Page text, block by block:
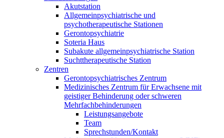
Akutstation
Allgemeinpsychiatrische und
psychotherapeutische Stationen
Gerontopsychiatrie
Soteria Haus
Subakute allgemeinpsychiatrische Station
Suchttherapeutische Station
Zentren
Gerontopsychiatrisches Zentrum
Medizinisches Zentrum für Erwachsene mit
geistiger Behinderung oder schweren
Mehrfachbehinderungen
Leistungsangebote
Team
Sprechstunden/Kontakt